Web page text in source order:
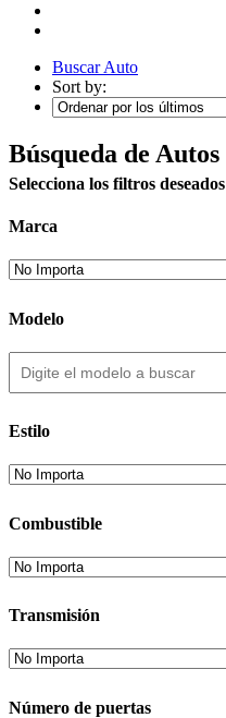
Buscar Auto
Sort by:
Búsqueda de Autos
Selecciona los filtros deseados
Marca
Modelo
Estilo
Combustible
Transmisión
Número de puertas